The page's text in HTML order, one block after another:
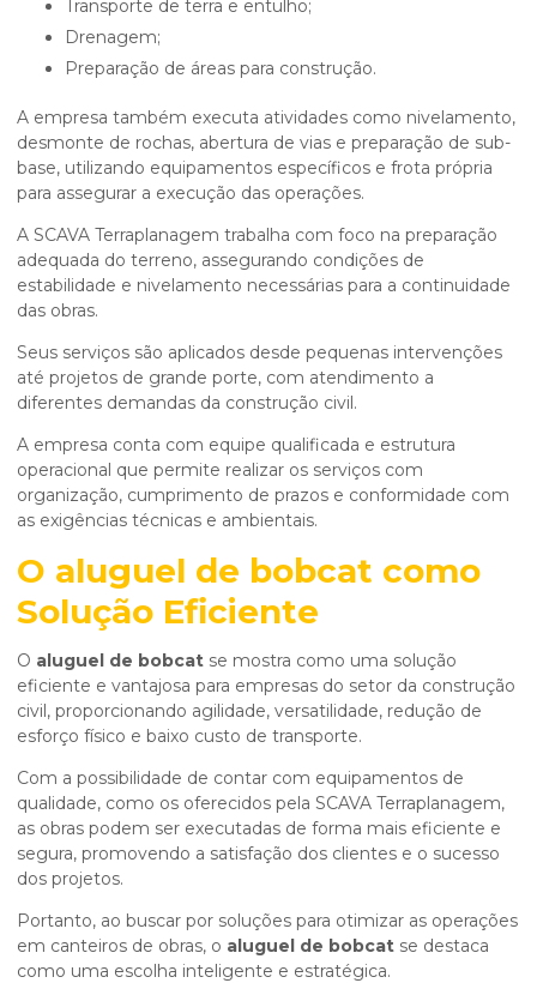
transporte de terra e entulho;
drenagem;
preparação de áreas para construção.
A empresa também executa atividades como nivelamento,
desmonte de rochas, abertura de vias e preparação de sub-
base, utilizando equipamentos específicos e frota própria
para assegurar a execução das operações.
A SCAVA Terraplanagem trabalha com foco na preparação
adequada do terreno, assegurando condições de
estabilidade e nivelamento necessárias para a continuidade
das obras.
Seus serviços são aplicados desde pequenas intervenções
até projetos de grande porte, com atendimento a
diferentes demandas da construção civil.
A empresa conta com equipe qualificada e estrutura
operacional que permite realizar os serviços com
organização, cumprimento de prazos e conformidade com
as exigências técnicas e ambientais.
O aluguel de bobcat como
Solução Eficiente
O aluguel de bobcat se mostra como uma solução
eficiente e vantajosa para empresas do setor da construção
civil, proporcionando agilidade, versatilidade, redução de
esforço físico e baixo custo de transporte.
Com a possibilidade de contar com equipamentos de
qualidade, como os oferecidos pela SCAVA Terraplanagem,
as obras podem ser executadas de forma mais eficiente e
segura, promovendo a satisfação dos clientes e o sucesso
dos projetos.
Portanto, ao buscar por soluções para otimizar as operações
em canteiros de obras, o aluguel de bobcat se destaca
como uma escolha inteligente e estratégica.